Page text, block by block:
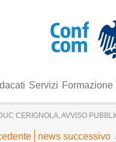
Servizi Formazione
CERIGNOLA, AVVISO
news successivo